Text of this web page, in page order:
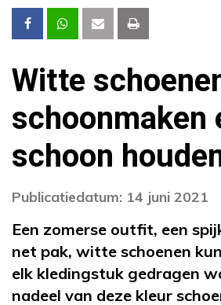
Witte
schoonmaken
schoon
Publicatiedatum: 14 juni 2021
Een zomerse outfit, een
net pak, witte schoenen
elk kledingstuk gedragen
nadeel van deze kleur